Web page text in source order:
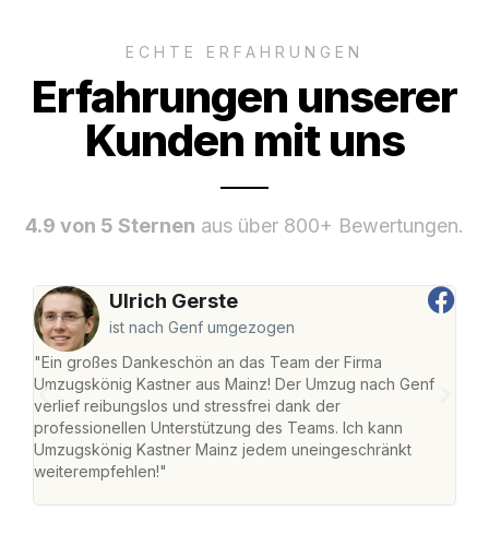
ECHTE ERFAHRUNGEN
Erfahrungen unserer
Kunden mit uns
4.9 von 5 Sternen aus über 800+ Bewertungen.
Ulrich Gerste
ist nach Genf umgezogen
"Ein großes Dankeschön an das Team der Firma
Umzugskönig Kastner aus Mainz! Der Umzug nach Genf
verlief reibungslos und stressfrei dank der
professionellen Unterstützung des Teams. Ich kann
Umzugskönig Kastner Mainz jedem uneingeschränkt
weiterempfehlen!"